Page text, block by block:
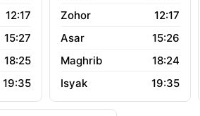
12:17
15:27
18:25
19:35
12:17
15:26
18:24
19:35